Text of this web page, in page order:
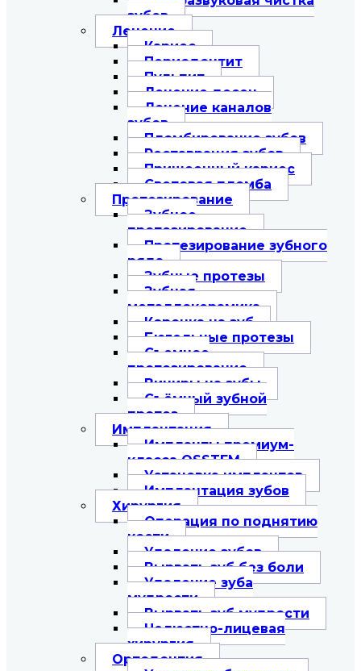
зубов
Лечение
Кариес
Периодонтит
Пульпит
Лечение десен
Лечение каналов
зубов
Пломбирование зубов
Реставрация зубов
Пришеечный кариес
Световая пломба
Протезирование
Зубное
протезирование
Протезирование зубного
ряда
Зубные протезы
Зубная
металлокерамика
Коронка на зуб
Бюгельные протезы
Съемное
протезирование
Виниры на зубы
Съёмный зубной
протез
Имплантация
Импланты премиум-
класса OSSTEM
Установка имплантов
Имплантация зубов
Хирургия
Операция по поднятию
кости
Удаление зубов
Вырвать зуб без боли
Удаление зуба
мудрости
Вырвать зуб мудрости
Челюстно-лицевая
хирургия
Ортодонтия